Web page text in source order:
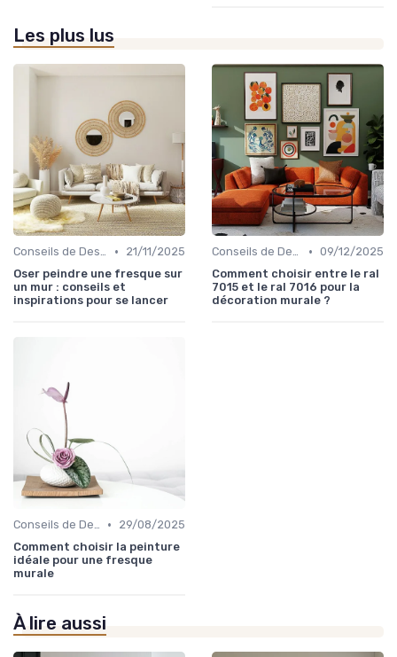
Les plus lus
Conseils de Design d'Intérieur •
21/11/2025
Oser peindre une fresque sur
un mur : conseils et
inspirations pour se lancer
Conseils de Design d'Intérieur • 09/12/2025
Comment choisir entre le ral
7015 et le ral 7016 pour la
décoration murale ?
Conseils de Design d'Intérieur •
29/08/2025
Comment choisir la peinture
idéale pour une fresque
murale
À lire aussi